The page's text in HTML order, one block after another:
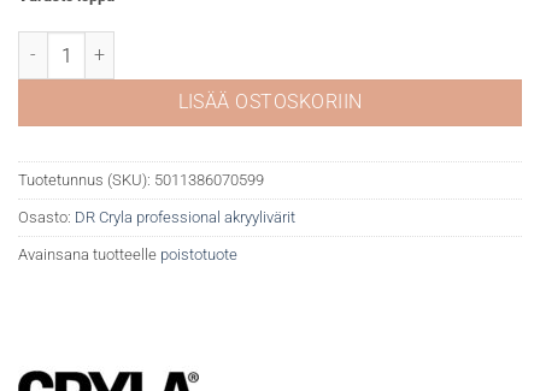
DR Cryla akryyliväri 508 Carmine (hue) määrä
LISÄÄ OSTOSKORIIN
Tuotetunnus (SKU): 5011386070599
Osasto: DR Cryla professional akryylivärit
Avainsana tuotteelle poistotuote